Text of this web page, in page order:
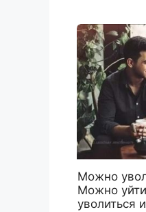
Можно
Можно
уволиться